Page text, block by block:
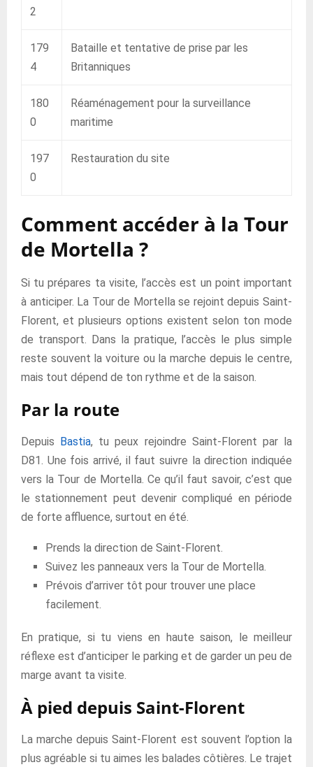
2
179
4
Bataille et tentative de prise par les
Britanniques
180
0
Réaménagement pour la surveillance
maritime
197
0
Restauration du site
Comment accéder à la Tour
de Mortella ?
Si tu prépares ta visite, l’accès est un point important
à anticiper. La Tour de Mortella se rejoint depuis Saint-
Florent, et plusieurs options existent selon ton mode
de transport. Dans la pratique, l’accès le plus simple
reste souvent la voiture ou la marche depuis le centre,
mais tout dépend de ton rythme et de la saison.
Par la route
Depuis Bastia, tu peux rejoindre Saint-Florent par la
D81. Une fois arrivé, il faut suivre la direction indiquée
vers la Tour de Mortella. Ce qu’il faut savoir, c’est que
le stationnement peut devenir compliqué en période
de forte affluence, surtout en été.
Prends la direction de Saint-Florent.
Suivez les panneaux vers la Tour de Mortella.
Prévois d’arriver tôt pour trouver une place
facilement.
En pratique, si tu viens en haute saison, le meilleur
réflexe est d’anticiper le parking et de garder un peu de
marge avant ta visite.
À pied depuis Saint-Florent
La marche depuis Saint-Florent est souvent l’option la
plus agréable si tu aimes les balades côtières. Le trajet